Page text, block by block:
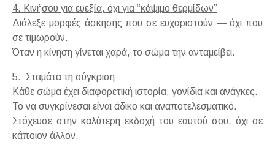
4. Κινήσου για ευεξία, όχι για “κάψιμο θερμίδων”
Διάλεξε μορφές άσκησης που σε ευχαριστούν — όχι που
σε τιμωρούν.
Όταν η κίνηση γίνεται χαρά, το σώμα την ανταμείβει.
5. Σταμάτα τη σύγκριση
Κάθε σώμα έχει διαφορετική ιστορία, γονίδια και ανάγκες.
Το να συγκρίνεσαι είναι άδικο και αναποτελεσματικό.
Στόχευσε στην καλύτερη εκδοχή του εαυτού σου, όχι σε
κάποιον άλλον.